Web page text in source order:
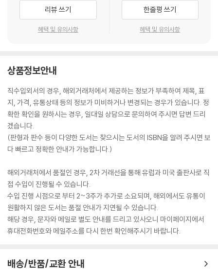
리뷰 쓰기
혜택 및 유의사항
한줄평 쓰기
혜택 및 유의사항
상품정보안내
직수입외서의 경우, 해외거래처에서 제공하는 정보가 부족하여 제목, 표
지, 가격, 유통상태 등의 정보가 미비하거나 변경되는 경우가 있습니다. 정
확한 확인을 원하시는 경우, 일대일 상담으로 문의하여 주시면 답변 드리
겠습니다.
(판형과 판수 등이 다양한 도서는 찾으시는 도서의 ISBN을 알려 주시면 보
다 빠르고 정확한 안내가 가능합니다.)
해외거래처에서 품절인 경우, 2차 거래선을 통해 유럽과 미국 출판사로 직
접 수입이 진행될 수 있습니다.
수입 진행 시점으로 부터 2~3주가 추가로 소요되며, 해외에서도 유통이
원활하지 않은 도서는 품절 안내가 지연될 수 있습니다.
해당 경우, 문자와 메일로 별도 안내를 드리고 있사오니 마이페이지에서
휴대전화번호와 메일주소를 다시 한번 확인해주시기 바랍니다.
배송/반품/교환 안내